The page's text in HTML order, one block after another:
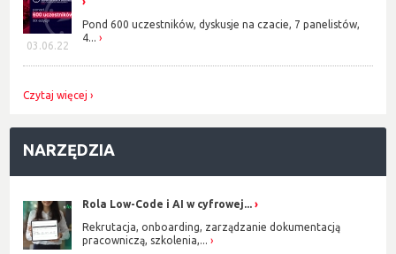
03.06.22
Pond 600 uczestników, dyskusje na czacie, 7 panelistów,
4...
Czytaj więcej
NARZĘDZIA
Rola Low-Code i AI w cyfrowej...
Rekrutacja, onboarding, zarządzanie dokumentacją
pracowniczą, szkolenia,...